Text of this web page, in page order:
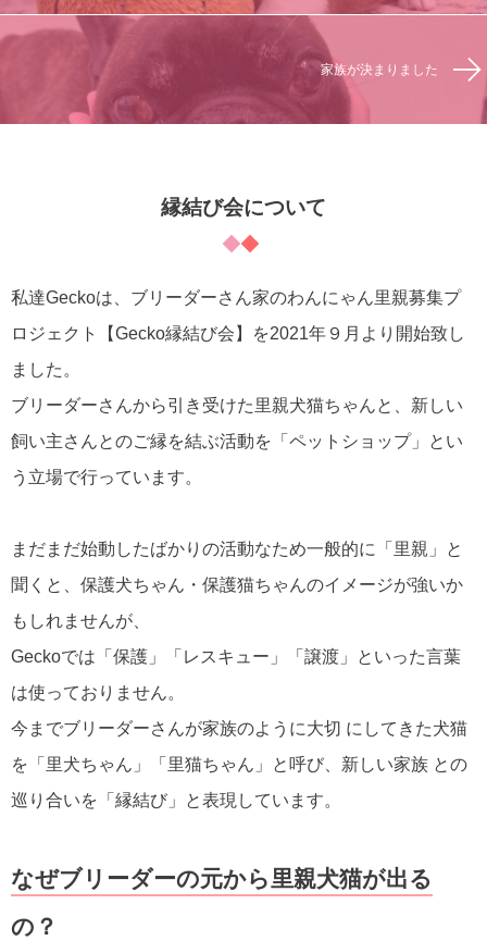
家族が決まりました
縁結び会について
私達Geckoは、ブリーダーさん家のわんにゃん里親募集プ
ロジェクト【Gecko縁結び会】を2021年９月より開始致し
ました。
ブリーダーさんから引き受けた里親犬猫ちゃんと、新しい
飼い主さんとのご縁を結ぶ活動を「ペットショップ」とい
う立場で行っています。
まだまだ始動したばかりの活動なため一般的に「里親」と
聞くと、保護犬ちゃん・保護猫ちゃんのイメージが強いか
もしれませんが、
Geckoでは「保護」「レスキュー」「譲渡」といった言葉
は使っておりません。
今までブリーダーさんが家族のように大切 にしてきた犬猫
を「里犬ちゃん」「里猫ちゃん」と呼び、新しい家族 との
巡り合いを「縁結び」と表現しています。
なぜブリーダーの元から里親犬猫が出る
の？